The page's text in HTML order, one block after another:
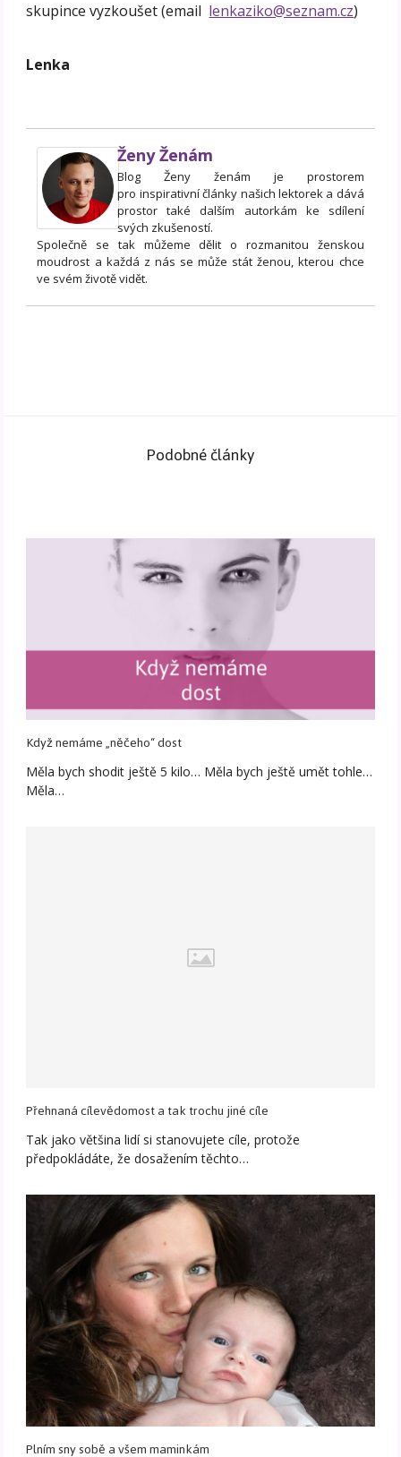
skupince vyzkoušet (email lenkaziko@seznam.cz)
Lenka
Ženy Ženám
Blog Ženy ženám je prostorem
pro inspirativní články našich lektorek a dává
prostor také dalším autorkám ke sdílení
svých zkušeností.
Společně se tak můžeme dělit o rozmanitou ženskou
moudrost a každá z nás se může stát ženou, kterou chce
ve svém životě vidět.
Podobné články
Když nemáme „něčeho“ dost
Měla bych shodit ještě 5 kilo… Měla bych ještě umět tohle…
Měla…
Přehnaná cílevědomost a tak trochu jiné cíle
Tak jako většina lidí si stanovujete cíle, protože
předpokládáte, že dosažením těchto…
Plním sny sobě a všem maminkám